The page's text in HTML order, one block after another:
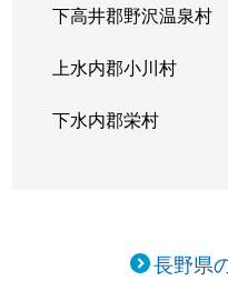
下高井郡野沢温泉村
上水内郡小川村
下水内郡栄村
長野県